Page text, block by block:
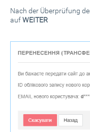
Nach der Überprüfung
aufWEITER